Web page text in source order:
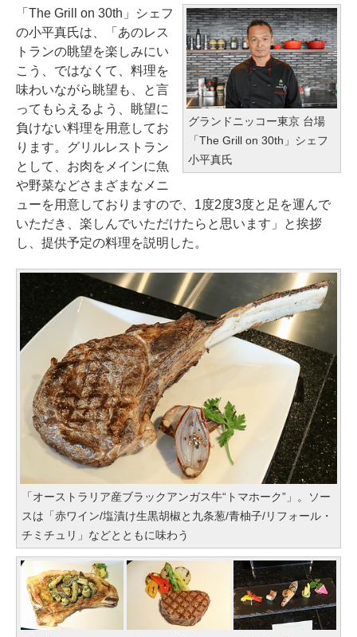
グランドニッコー東京 台場
「The Grill on 30th」シェフ
小平真氏
「The Grill on 30th」シェフ
の小平真氏は、「あのレス
トランの眺望を楽しみにい
こう、ではなくて、料理を
味わいながら眺望も、と言
ってもらえるよう、眺望に
負けない料理を用意してお
ります。グリルレストラン
として、お肉をメインに魚
や野菜などさまざまなメニ
ューを用意しておりますので、1度2度3度と足を運んで
いただき、楽しんでいただけたらと思います」と挨拶
し、提供予定の料理を説明した。
「オーストラリア産ブラックアンガス牛“トマホーク”」。ソー
スは「赤ワイン/塩漬け生黒胡椒と九条葱/青柚子/リフォール・
チミチュリ」などとともに味わう